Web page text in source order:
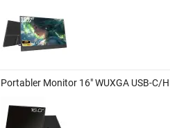
Portabler Monitor 16" WUXGA USB-C/